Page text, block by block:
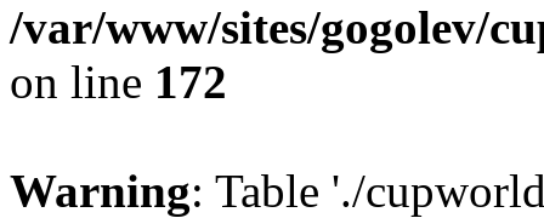
/var/www/sites/gogolev/
on line 172
Warning: Table './